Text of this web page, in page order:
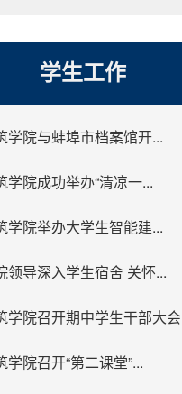
学生工作
学院与蚌埠市档案馆开...
学院成功举办“清凉一...
学院举办大学生智能建...
领导深入学生宿舍 关怀...
学院召开期中学生干部大会
学院召开“第二课堂”...